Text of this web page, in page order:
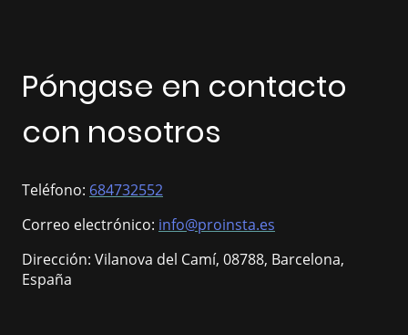
Póngase en contacto
con nosotros
Teléfono: 684732552
Correo electrónico: info@proinsta.es
Dirección: Vilanova del Camí, 08788, Barcelona,
España